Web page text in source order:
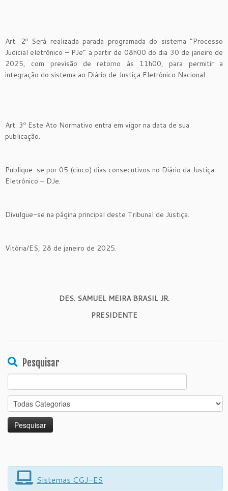
Art. 2º Será realizada parada programada do sistema “Processo
Judicial eletrônico – PJe” a partir de 08h00 do dia 30 de janeiro de
2025, com previsão de retorno às 11h00, para permitir a
integração do sistema ao Diário de Justiça Eletrônico Nacional.
Art. 3º Este Ato Normativo entra em vigor na data de sua
publicação.
Publique-se por 05 (cinco) dias consecutivos no Diário da Justiça
Eletrônico – DJe.
Divulgue-se na página principal deste Tribunal de Justiça.
Vitória/ES, 28 de janeiro de 2025.
DES. SAMUEL MEIRA BRASIL JR.
PRESIDENTE
Pesquisar
Search
for:
Sistemas CGJ-ES